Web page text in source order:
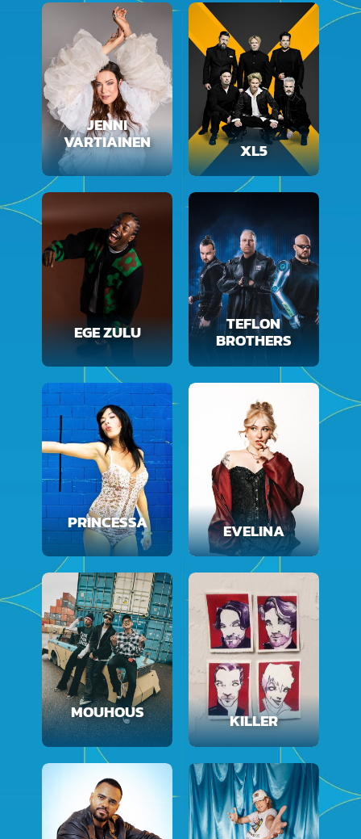
JENNI
VARTIAINEN XL5
EGE ZULU TEFLON
BROTHERS
PRINCESSA EVELINA
MOUHOUS KILLER